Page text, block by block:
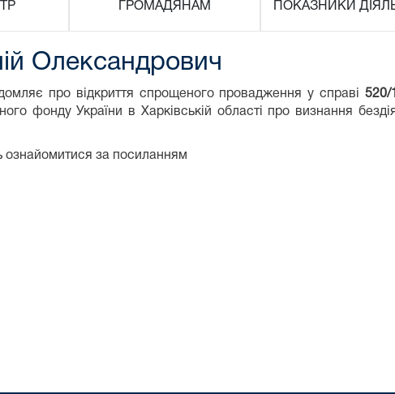
ГРОМАДЯНАМ ПОКАЗНИКИ
Олександрович
про відкриття спрощеного провадження у справі
фонду України в Харківській області про визнання
ознайомитися за посиланням